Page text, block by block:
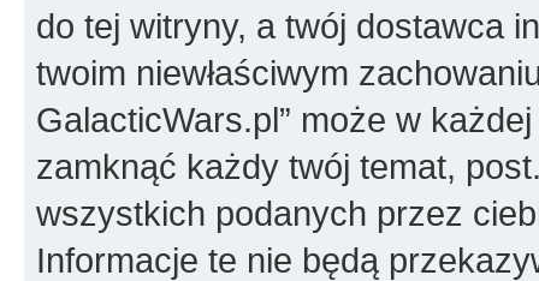
do tej witryny, a twój dostawca
twoim niewłaściwym
GalacticWars.pl” może w
zamknąć każdy twój temat,
wszystkich podanych przez
Informacje te nie będą